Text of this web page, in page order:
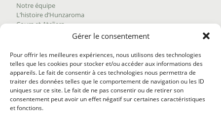
Gérer le consentement
Pour offrir les meilleures expériences, nous utilisons des technologies
telles que les cookies pour stocker et/ou accéder aux informations des
appareils. Le fait de consentir à ces technologies nous permettra de
traiter des données telles que le comportement de navigation ou les ID
uniques sur ce site. Le fait de ne pas consentir ou de retirer son
consentement peut avoir un effet négatif sur certaines caractéristiques
et fonctions.
Notre équipe
L’histoire d’Hunzaroma
Cours et Ateliers
Trouver nos produits
Politique de frais d'envoi
Termes et conditions
Politique de remboursement